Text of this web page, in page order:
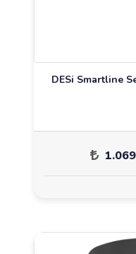
DESi Smartline